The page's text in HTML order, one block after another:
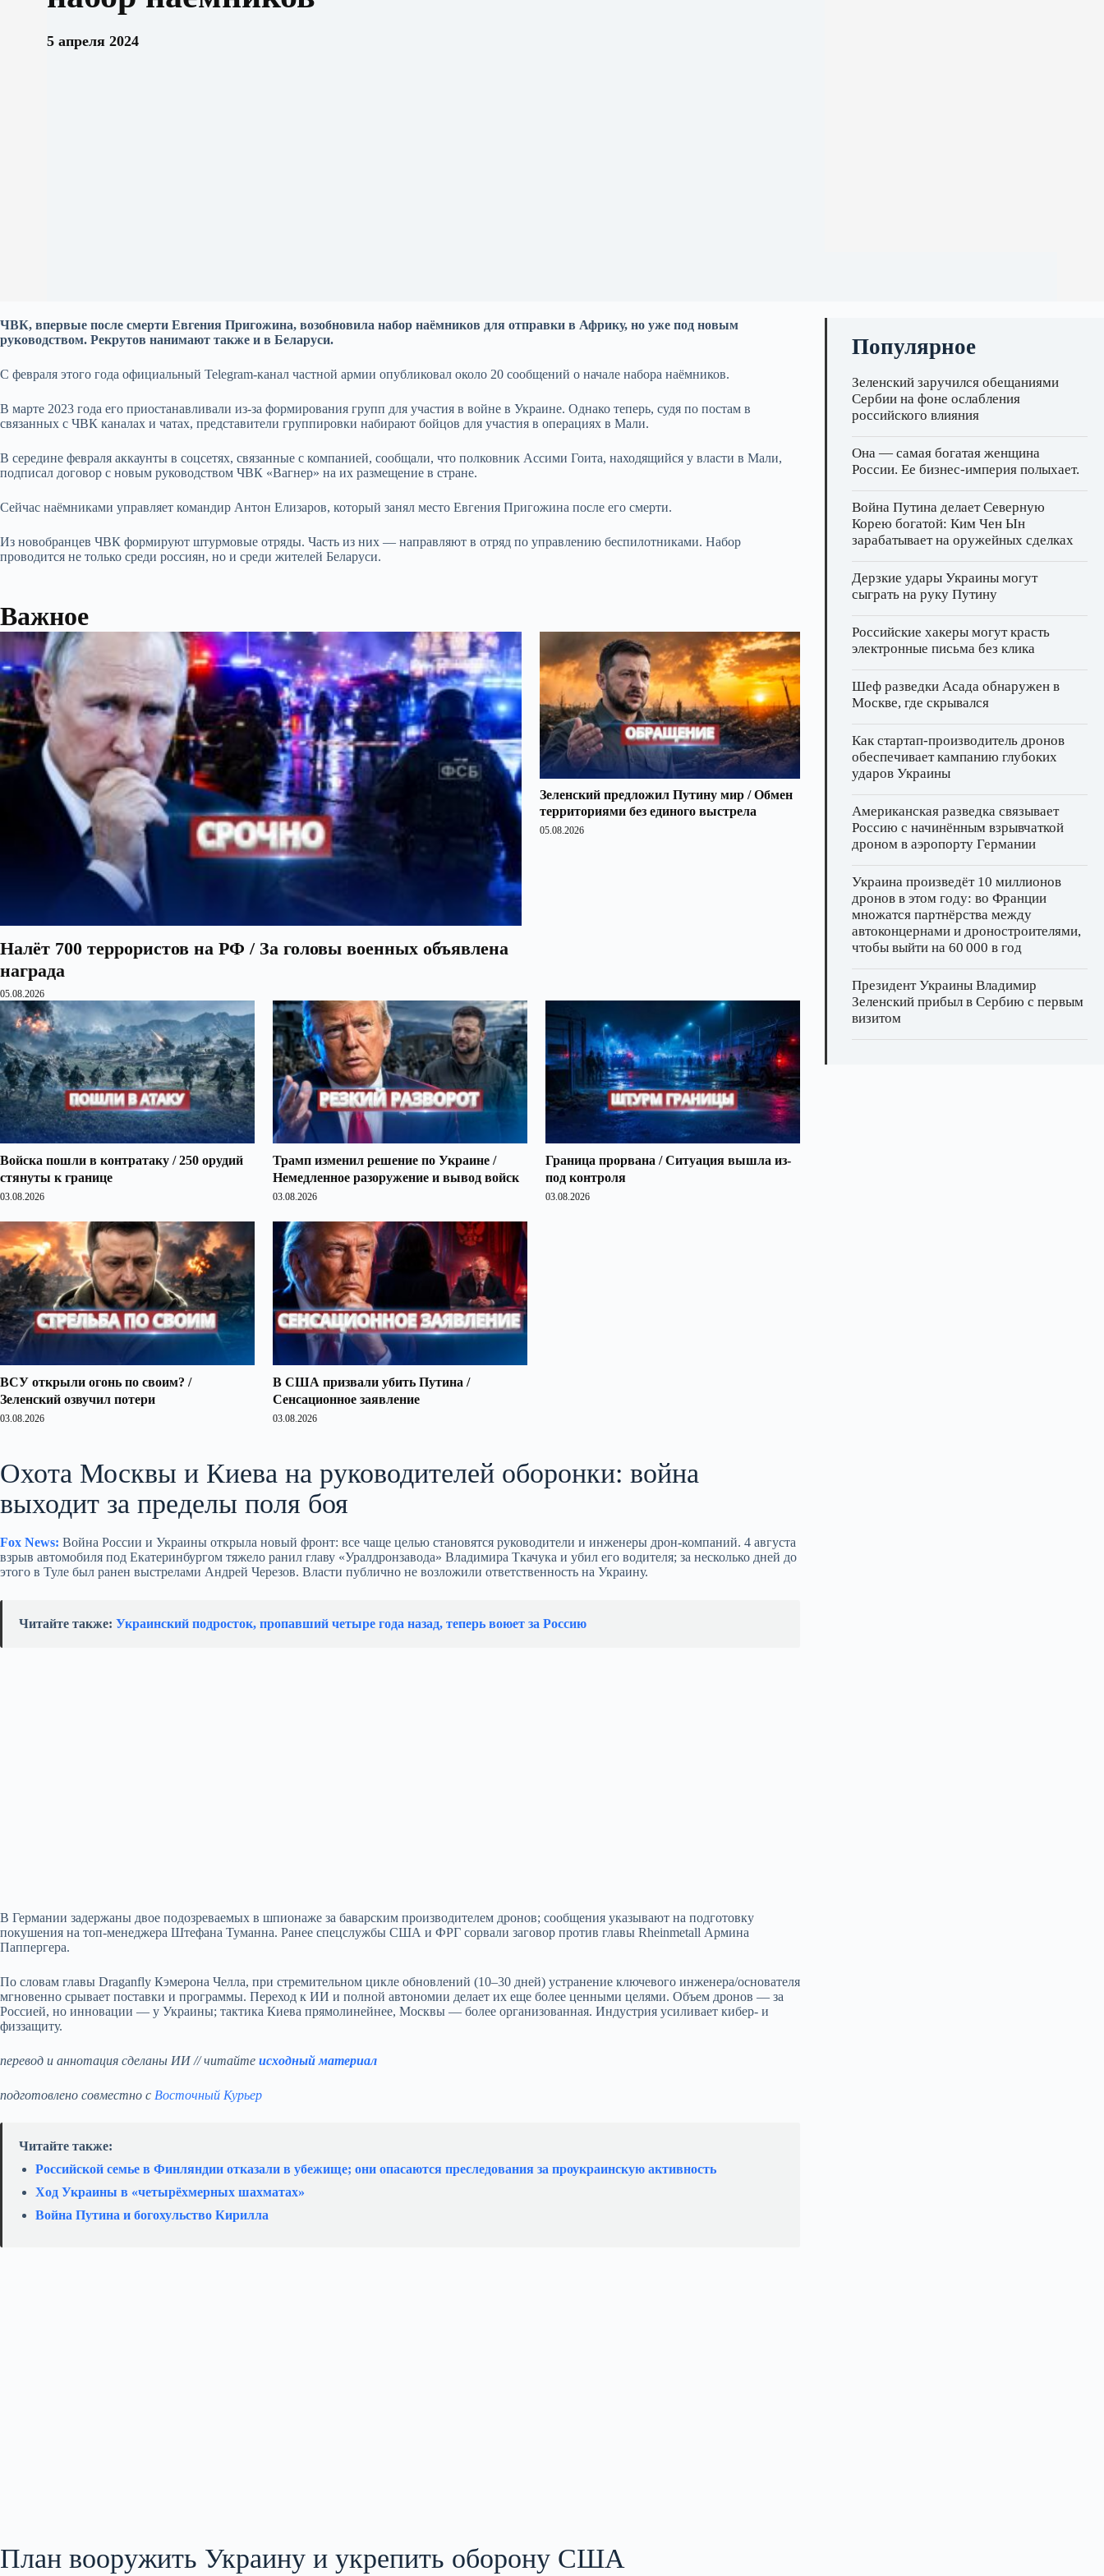
5 апреля 2024
ЧВК, впервые после смерти Евгения Пригожина, возобновила набор наёмников для отправки в Африку, но уже под новым
руководством. Рекрутов нанимают также и в Беларуси.
С февраля этого года официальный Telegram-канал частной армии опубликовал около 20 сообщений о начале набора наёмников.
В марте 2023 года его приостанавливали из-за формирования групп для участия в войне в Украине. Однако теперь, судя по постам в
связанных с ЧВК каналах и чатах, представители группировки набирают бойцов для участия в операциях в Мали.
В середине февраля аккаунты в соцсетях, связанные с компанией, сообщали, что полковник Ассими Гоита, находящийся у власти в Мали,
подписал договор с новым руководством ЧВК «Вагнер» на их размещение в стране.
Сейчас наёмниками управляет командир Антон Елизаров, который занял место Евгения Пригожина после его смерти.
Из новобранцев ЧВК формируют штурмовые отряды. Часть из них — направляют в отряд по управлению беспилотниками. Набор
проводится не только среди россиян, но и среди жителей Беларуси.
Важное
Налёт 700 террористов на РФ / За головы военных объявлена
награда
05.08.2026
Зеленский предложил Путину мир / Обмен
территориями без единого выстрела
05.08.2026
Войска пошли в контратаку / 250 орудий
стянуты к границе
03.08.2026
Трамп изменил решение по Украине /
Немедленное разоружение и вывод войск
03.08.2026
Граница прорвана / Ситуация вышла из-
под контроля
03.08.2026
ВСУ открыли огонь по своим? /
Зеленский озвучил потери
03.08.2026
В США призвали убить Путина /
Сенсационное заявление
03.08.2026
Охота Москвы и Киева на руководителей оборонки: война
выходит за пределы поля боя
Fox News: Война России и Украины открыла новый фронт: все чаще целью становятся руководители и инженеры дрон‑компаний. 4 августа
взрыв автомобиля под Екатеринбургом тяжело ранил главу «Уралдронзавода» Владимира Ткачука и убил его водителя; за несколько дней до
этого в Туле был ранен выстрелами Андрей Черезов. Власти публично не возложили ответственность на Украину.
Читайте также: Украинский подросток, пропавший четыре года назад, теперь воюет за Россию
В Германии задержаны двое подозреваемых в шпионаже за баварским производителем дронов; сообщения указывают на подготовку
покушения на топ-менеджера Штефана Туманна. Ранее спецслужбы США и ФРГ сорвали заговор против главы Rheinmetall Армина
Паппергера.
По словам главы Draganfly Кэмерона Челла, при стремительном цикле обновлений (10–30 дней) устранение ключевого инженера/основателя
мгновенно срывает поставки и программы. Переход к ИИ и полной автономии делает их еще более ценными целями. Объем дронов — за
Россией, но инновации — у Украины; тактика Киева прямолинейнее, Москвы — более организованная. Индустрия усиливает кибер- и
физзащиту.
перевод и аннотация сделаны ИИ // читайте исходный материал
подготовлено совместно с Восточный Курьер
Читайте также:
Российской семье в Финляндии отказали в убежище; они опасаются преследования за проукраинскую активность
Ход Украины в «четырёхмерных шахматах»
Война Путина и богохульство Кирилла
План вооружить Украину и укрепить оборону США
Популярное
Зеленский заручился обещаниями
Сербии на фоне ослабления
российского влияния
Она — самая богатая женщина
России. Ее бизнес‑империя полыхает.
Война Путина делает Северную
Корею богатой: Ким Чен Ын
зарабатывает на оружейных сделках
Дерзкие удары Украины могут
сыграть на руку Путину
Российские хакеры могут красть
электронные письма без клика
Шеф разведки Асада обнаружен в
Москве, где скрывался
Как стартап‑производитель дронов
обеспечивает кампанию глубоких
ударов Украины
Американская разведка связывает
Россию с начинённым взрывчаткой
дроном в аэропорту Германии
Украина произведёт 10 миллионов
дронов в этом году: во Франции
множатся партнёрства между
автоконцернами и дроностроителями,
чтобы выйти на 60 000 в год
Президент Украины Владимир
Зеленский прибыл в Сербию с первым
визитом